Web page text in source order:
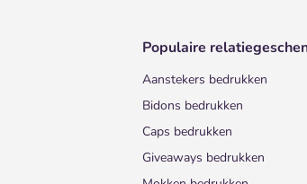
Populaire
Aanstekers bedrukken
Bidons bedrukken
Caps bedrukken
Giveaways bedrukken